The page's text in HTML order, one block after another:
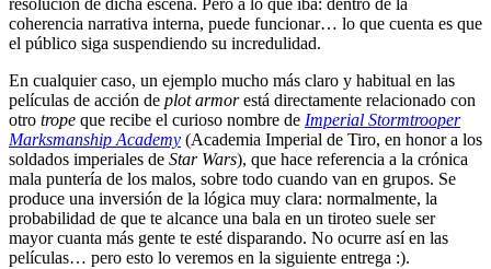
resolución de dicha escena. Pero a lo que iba: dentro de la
coherencia narrativa interna, puede funcionar… lo que cuenta es que
el público siga suspendiendo su incredulidad.
En cualquier caso, un ejemplo mucho más claro y habitual en las
películas de acción de plot armorestá directamente relacionado con
otro trope que recibe el curioso nombre de Imperial Stormtrooper
Marksmanship Academy (Academia Imperial de Tiro, en honor a los
soldados imperiales de Star Wars), que hace referencia a la crónica
mala puntería de los malos, sobre todo cuando van en grupos. Se
produce una inversión de la lógica muy clara: normalmente, la
probabilidad de que te alcance una bala en un tiroteo suele ser
mayor cuanta más gente te esté disparando. No ocurre así en las
películas… pero esto lo veremos en la siguiente entrega :).